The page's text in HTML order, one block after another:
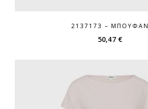
2137173 – ΜΠΟΥΦΆΝ
50,47 €